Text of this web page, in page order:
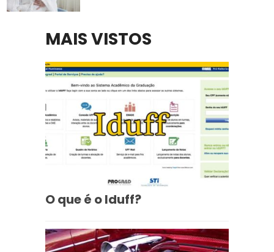
MAIS VISTOS
O que é o Iduff?